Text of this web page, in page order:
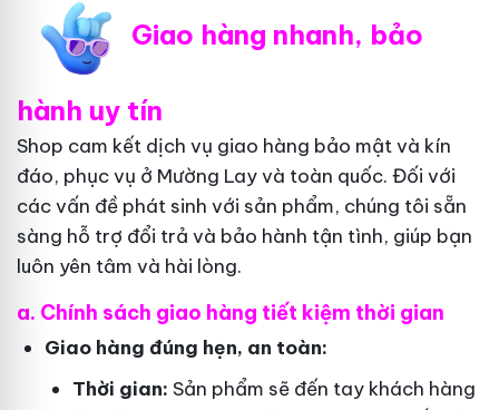
Giao hàng nhanh, bảo
hành uy tín
Shop cam kết dịch vụ giao hàng bảo mật và kín
đáo, phục vụ ở Mường Lay và toàn quốc. Đối với
các vấn đề phát sinh với sản phẩm, chúng tôi sẵn
sàng hỗ trợ đổi trả và bảo hành tận tình, giúp bạn
luôn yên tâm và hài lòng.
a. Chính sách giao hàng tiết kiệm thời gian
Giao hàng đúng hẹn, an toàn:
Thời gian: Sản phẩm sẽ đến tay khách hàng